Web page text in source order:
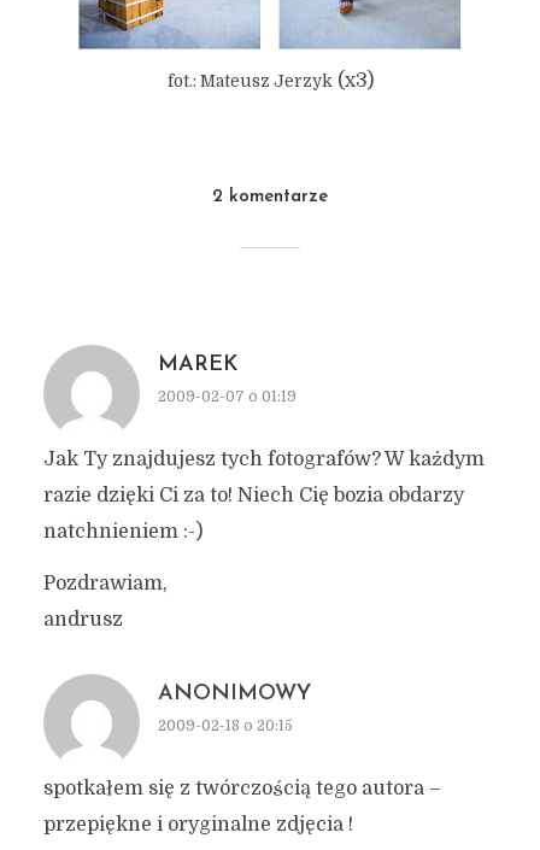
fot.: Mateusz Jerzyk(x3)
2 komentarze
MAREK
2009-02-07 o 01:19
Jak Ty znajdujesz tych fotografów? W każdym
razie dzięki Ci za to! Niech Cię bozia obdarzy
natchnieniem :-)
Pozdrawiam,
andrusz
ANONIMOWY
2009-02-18 o 20:15
spotkałem się z twórczością tego autora –
przepiękne i oryginalne zdjęcia !